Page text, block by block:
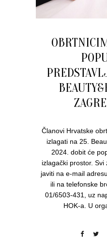
Članovi Hrvatske
izlagati na 25.
2024. dobit će
izlagački prostor.
javiti na e-mail
ili na telefonske
01/6503-431, uz
HOK-a. U